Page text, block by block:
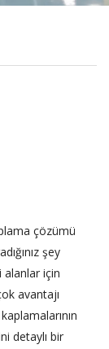
çözümü
şey
için
avantajı
detaylı bir